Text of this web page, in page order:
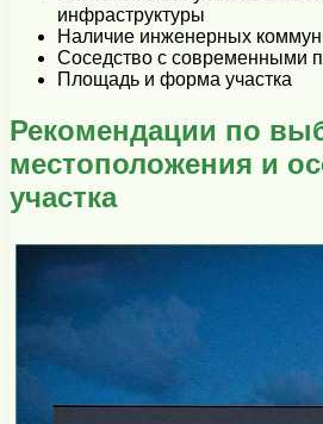
инфраструктуры
Наличие инженерных
Соседство с современными
Площадь и форма участка
Рекомендации по
местоположения и
участка